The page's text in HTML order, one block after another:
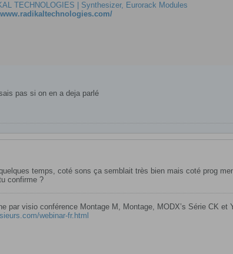
TECHNOLOGIES | Synthesizer, Eurorack Modules
pas si on en a deja parlé
temps, coté sons ça semblait très bien mais coté prog
confirme ?
par visio conférence Montage M, Montage, MODX’s Série CK
webinar-fr.html